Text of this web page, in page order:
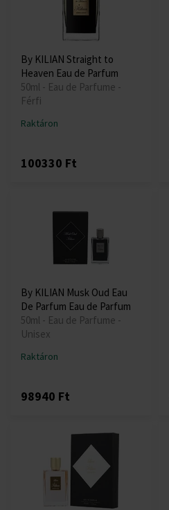
By KILIAN Straight to
Heaven Eau de Parfum
50ml - Eau de Parfume -
Férfi
Raktáron
100330 Ft
By KILIAN Musk Oud Eau
De Parfum Eau de Parfum
50ml - Eau de Parfume -
Unisex
Raktáron
98940 Ft